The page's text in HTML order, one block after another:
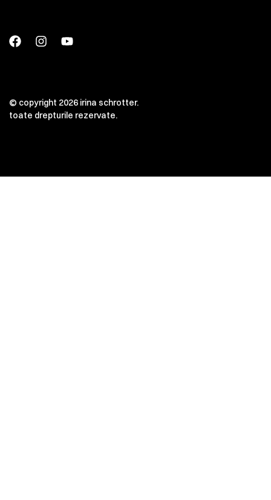
© copyright 2026 irina schrotter.
toate drepturile rezervate.